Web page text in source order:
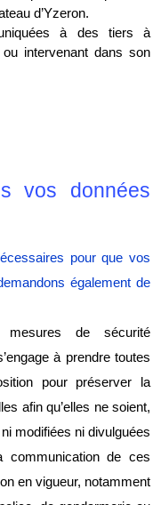
d’Yzeron.
à des tiers à
intervenant dans son
vos données
pour que vos
également de
mesures de sécurité
à prendre toutes
pour préserver la
afin qu’elles ne soient,
modifiées ni divulguées
de ces
en vigueur, notamment